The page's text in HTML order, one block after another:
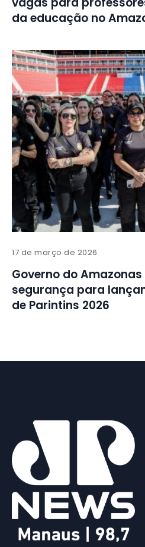
da educação no
17 de março de 2026
Governo do
segurança para
de Parintins 2026